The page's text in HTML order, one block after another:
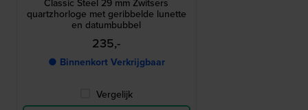
Classic Steel 29 mm Zwitsers
quartzhorloge met geribbelde lunette
en datumbubbel
235,-
● Binnenkort Verkrijgbaar
Vergelijk